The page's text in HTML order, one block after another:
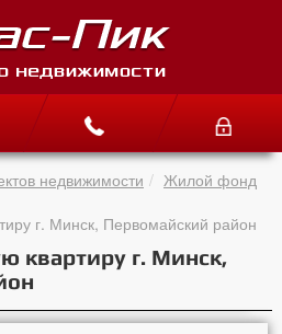
недвижимости
Жилой фонд
г. Минск, Первомайский район
квартиру г. Минск,